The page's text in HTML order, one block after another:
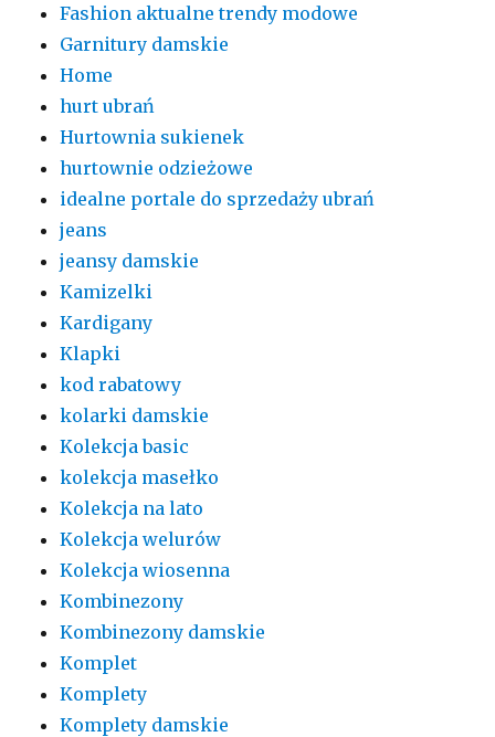
Fashion aktualne trendy modowe
Garnitury damskie
Home
hurt ubrań
Hurtownia sukienek
hurtownie odzieżowe
idealne portale do sprzedaży ubrań
jeans
jeansy damskie
Kamizelki
Kardigany
Klapki
kod rabatowy
kolarki damskie
Kolekcja basic
kolekcja masełko
Kolekcja na lato
Kolekcja welurów
Kolekcja wiosenna
Kombinezony
Kombinezony damskie
Komplet
Komplety
Komplety damskie